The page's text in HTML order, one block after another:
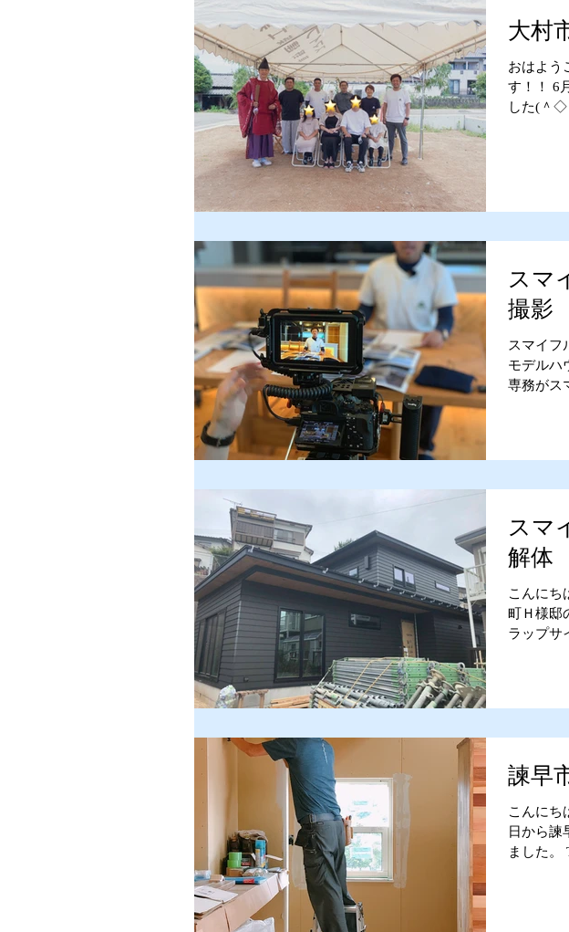
大村
おはよう
す！！ 6
した(＾◇
スマ
撮影
スマイフ
モデルハ
専務がス
スマ
解体
こんにち
町Ｈ様邸
ラップサ
諫早
こんにち
日から諫
ました。